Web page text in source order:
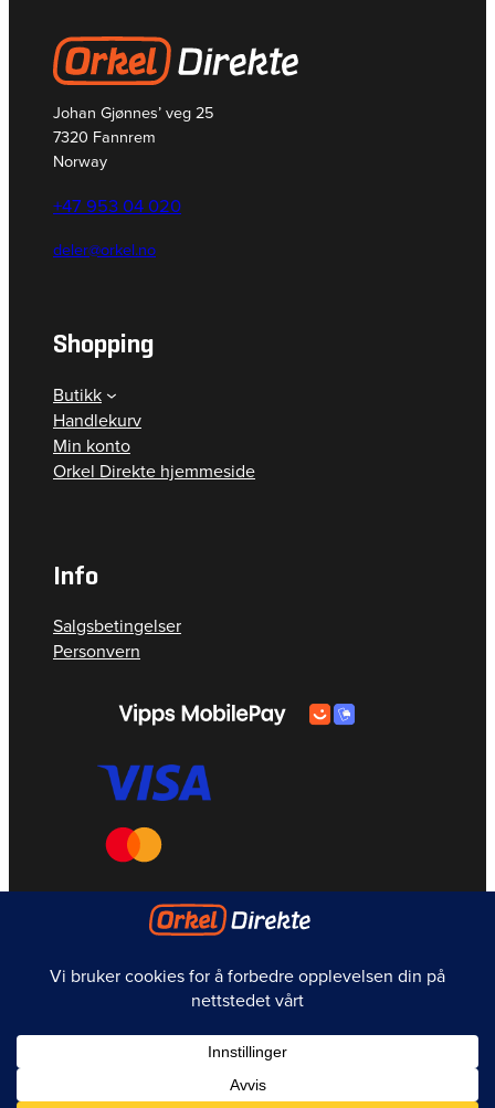
Johan Gjønnes’ veg 25
7320 Fannrem
Norway
+47 953 04 020
deler@orkel.no
Shopping
Butikk
Handlekurv
Min konto
Orkel Direkte hjemmeside
Info
Salgsbetingelser
Personvern